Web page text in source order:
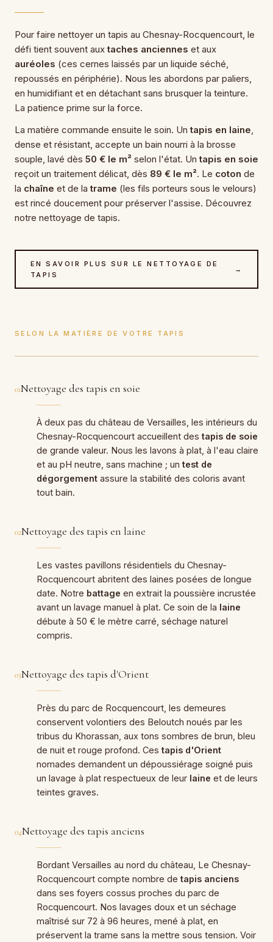
Pour faire nettoyer un tapis au Chesnay-Rocquencourt, le
défi tient souvent auxtaches anciennes et aux
auréoles (ces cernes laissés par un liquide séché,
repoussés en périphérie). Nous les abordons par paliers,
en humidifiant et en détachant sans brusquer la teinture.
La patience prime sur la force.
La matière commande ensuite le soin. Untapis en laine,
dense et résistant, accepte un bain nourri à la brosse
souple, lavé dès 50 € le m² selon l'état. Untapis en soie
reçoit un traitement délicat, dès 89 € le m². Le coton de
la chaîne et de latrame (les fils porteurs sous le velours)
est rincé doucement pour préserver l'assise. Découvrez
notre nettoyage de tapis.
EN SAVOIR PLUS SUR LE NETTOYAGE DE
TAPIS
→
SELON LA MATIÈRE DE VOTRE TAPIS
01Nettoyage des tapis en soie
À deux pas du château de Versailles, les intérieurs du
Chesnay-Rocquencourt accueillent destapis de soie
de grande valeur. Nous les lavons à plat, à l'eau claire
et au pH neutre, sans machine ; untest de
dégorgement assure la stabilité des coloris avant
tout bain.
02Nettoyage des tapis en laine
Les vastes pavillons résidentiels du Chesnay-
Rocquencourt abritent des laines posées de longue
date. Notre battage en extrait la poussière incrustée
avant un lavage manuel à plat. Ce soin de la laine
débute à 50 € le mètre carré, séchage naturel
compris.
03Nettoyage des tapis d'Orient
Près du parc de Rocquencourt, les demeures
conservent volontiers des Beloutch noués par les
tribus du Khorassan, aux tons sombres de brun, bleu
de nuit et rouge profond. Cestapis d'Orient
nomades demandent un dépoussiérage soigné puis
un lavage à plat respectueux de leur laine et de leurs
teintes graves.
04Nettoyage des tapis anciens
Bordant Versailles au nord du château, Le Chesnay-
Rocquencourt compte nombre detapis anciens
dans ses foyers cossus proches du parc de
Rocquencourt. Nos lavages doux et un séchage
maîtrisé sur 72 à 96 heures, mené à plat, en
préservent la trame sans la mettre sous tension. Voir